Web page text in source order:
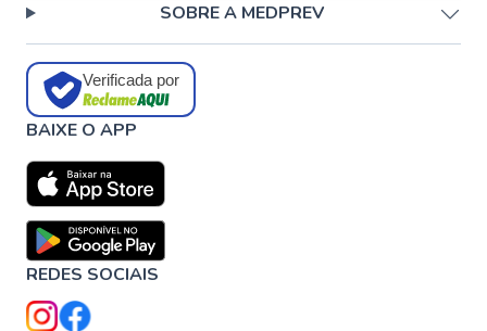
SOBRE A MEDPREV
Verificada por
BAIXE O APP
REDES SOCIAIS